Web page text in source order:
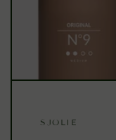
SJOLIE